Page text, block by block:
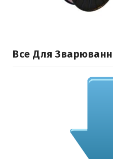
Все Для